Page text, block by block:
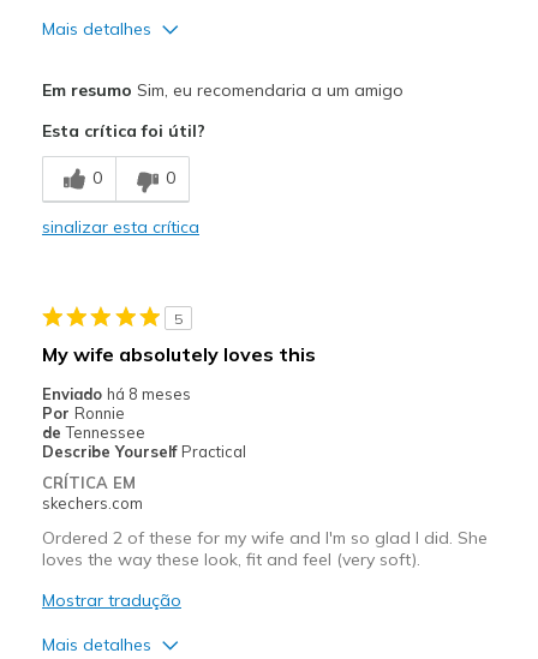
Mais detalhes
Comfortable
Durable
Casual Wear
Width
Sizing
Feels half size too big
Em resumo Sim, eu recomendaria a um amigo
Esta crítica foi útil?
0 0
sinalizar esta crítica
5
My wife absolutely loves this
Enviado há 8 meses
Por Ronnie
de Tennessee
Describe Yourself Practical
CRÍTICA EM
skechers.com
Ordered 2 of these for my wife and I'm so glad I did. She
loves the way these look, fit and feel (very soft).
Mostrar tradução
Mais detalhes